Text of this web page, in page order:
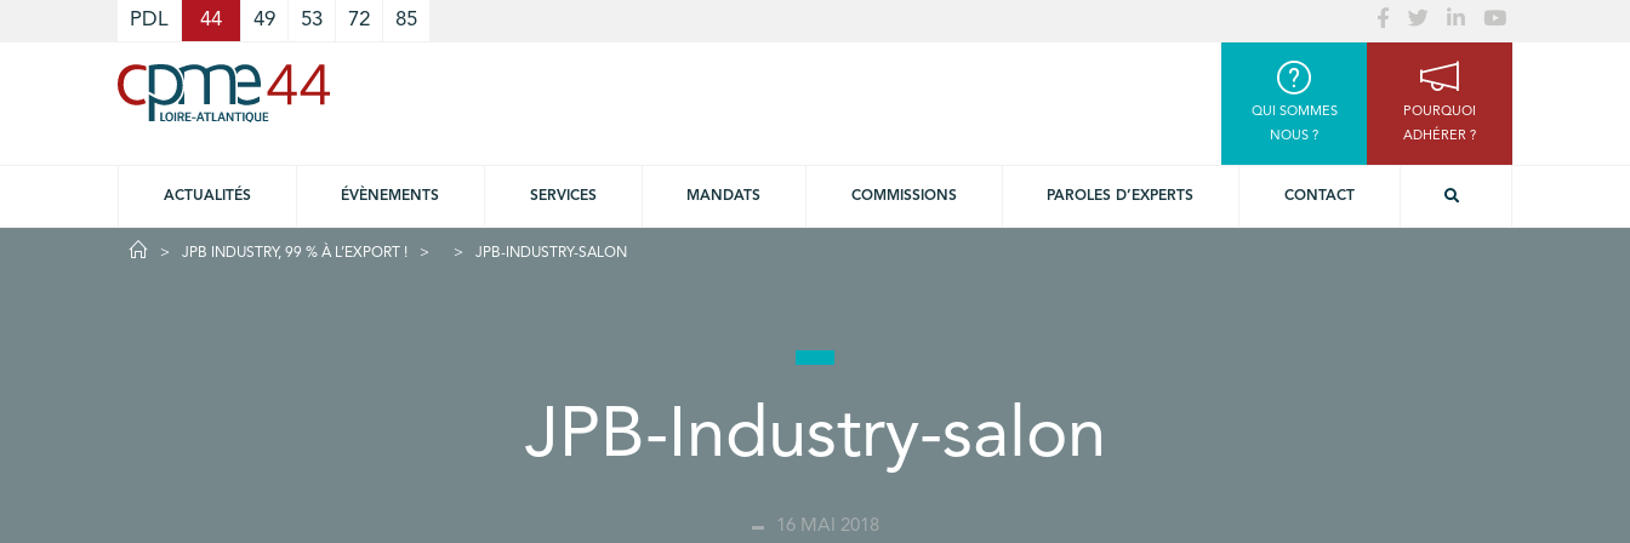
PDL 44 49 53 72 85
QUI SOMMES
NOUS ?
POURQUOI
ADHÉRER ?
ACTUALITÉS ÉVÈNEMENTS SERVICES MANDATS COMMISSIONS PAROLES D’EXPERTS CONTACT
JPB INDUSTRY, 99 % À L’EXPORT ! JPB-INDUSTRY-SALON
JPB-Industry-salon
16 MAI 2018
Cookies management panel